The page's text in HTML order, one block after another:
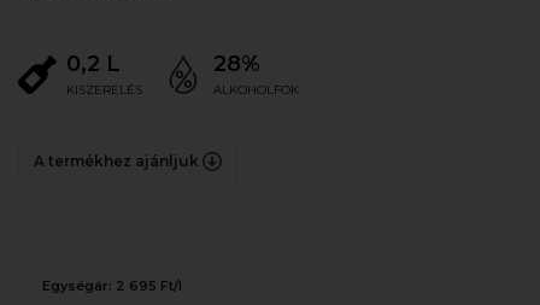
0,2 L
KISZERELÉS
28%
ALKOHOLFOK
A termékhez ajánljuk
Egységár: 2 695 Ft/l